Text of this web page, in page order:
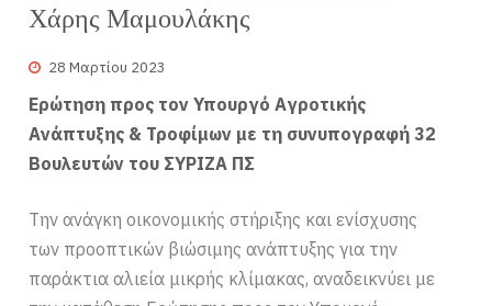
Χάρης Μαμουλάκης
28 Μαρτίου 2023
Ερώτηση προς τον Υπουργό Αγροτικής
Ανάπτυξης & Τροφίμων με τη συνυπογραφή 32
Βουλευτών του ΣΥΡΙΖΑ ΠΣ
Την ανάγκη οικονομικής στήριξης και ενίσχυσης
των προοπτικών βιώσιμης ανάπτυξης για την
παράκτια αλιεία μικρής κλίμακας, αναδεικνύει με